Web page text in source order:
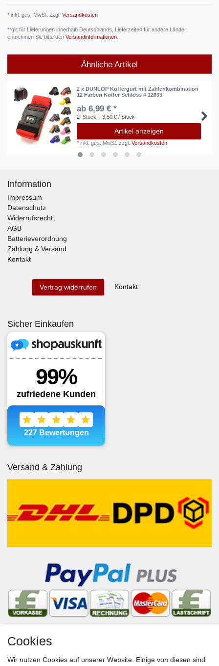
* inkl. ges. MwSt. zzgl. Versandkosten
**gilt für Lieferungen innerhalb Deutschlands, Lieferzeiten für andere Länder
entnehmen Sie bitte den Versandinformationen
Ähnliche Artikel
2 x DUNLOP Koffergurt mit Zahlenkombination
12 Farben Koffer Schloss # 12693
ab 6,99 € *
2 Stück | 3,50 € / Stück
Artikel anzeigen
*inkl. ges. MwSt. zzgl.Versandkosten
Information
Impressum
Datenschutz
Widerrufsrecht
AGB
Batterieverordnung
Zahlung & Versand
Kontakt
Vertrag widerrufen Kontakt
Sicher Einkaufen
Versand & Zahlung
Newsletter
VORNAME NACHNAME
Cookies
Wir nutzen Cookies auf unserer Website. Einige von diesen sind